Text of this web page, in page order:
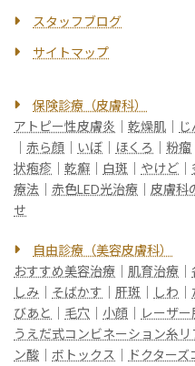
スタッフブログ
サイトマップ
保険診療（皮膚科）
アトピー性皮膚炎
乾燥肌
赤ら顔 いぼ ほくろ 粉瘤
状疱疹
乾癬 白斑 やけど
療法
赤色LED光治療 皮膚科
せ
自由診療（美容皮膚科）
おすすめ美容治療
肌育治療
しみ
そばかす 肝斑 しわ
びあと
毛穴 小顔 レーザ
うえだ式コンビネーション糸リ
ン酸
ボトックス ドクターズ